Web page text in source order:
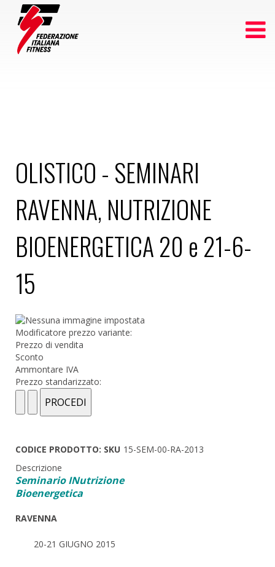
OLISTICO - SEMINARI
RAVENNA, NUTRIZIONE
BIOENERGETICA 20 e 21-6-
15
Modificatore prezzo variante:
Prezzo di vendita
Sconto
Ammontare IVA
Prezzo standarizzato:
CODICE PRODOTTO: SKU 15-SEM-00-RA-2013
Descrizione
Seminario INutrizione
Bioenergetica
RAVENNA
20-21 GIUGNO 2015